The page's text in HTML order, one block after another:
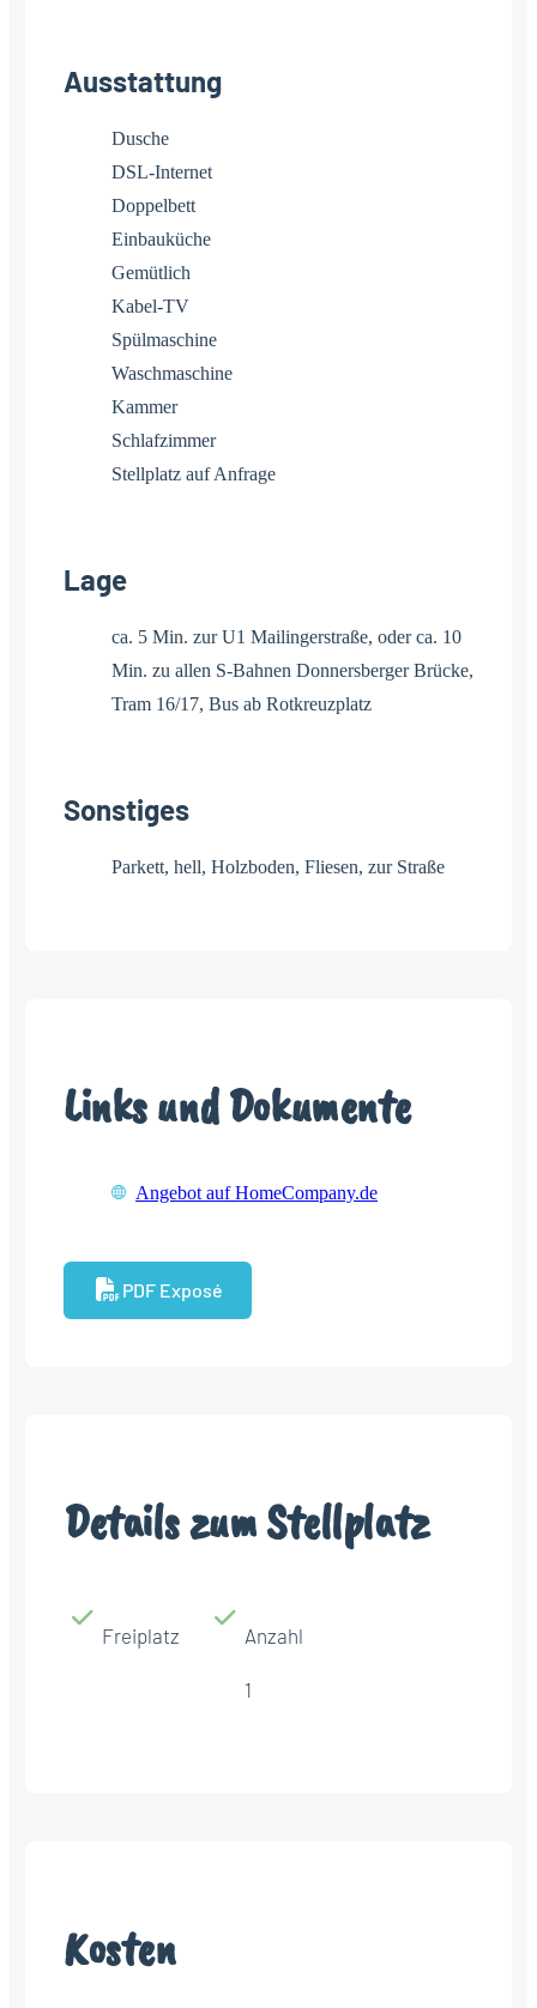
Ausstattung
Dusche
DSL-Internet
Doppelbett
Einbauküche
Gemütlich
Kabel-TV
Spülmaschine
Waschmaschine
Kammer
Schlafzimmer
Stellplatz auf Anfrage
Lage
ca. 5 Min. zur U1 Mailingerstraße, oder ca. 10
Min. zu allen S-Bahnen Donnersberger Brücke,
Tram 16/17, Bus ab Rotkreuzplatz
Sonstiges
Parkett, hell, Holzboden, Fliesen, zur Straße
Links und Dokumente
Angebot auf HomeCompany.de
PDF Exposé
Details zum Stellplatz
Freiplatz Anzahl
1
Kosten